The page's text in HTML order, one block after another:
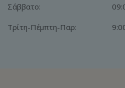
Σάββατο:
Τρίτη-Πέμπτη-Παρ: